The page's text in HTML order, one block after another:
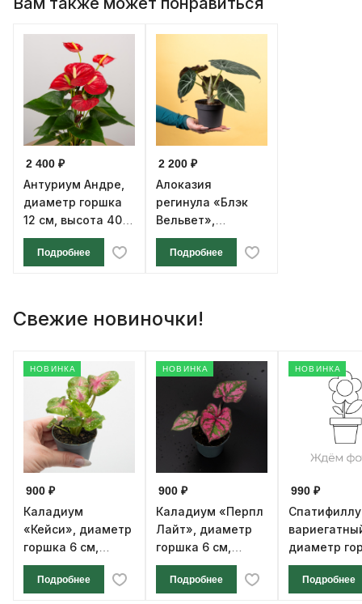
2 400 ₽
Антуриум Андре,
диаметр горшка
12 см, высота 40
см
Подробнее
2 200 ₽
Алоказия
регинула «Блэк
Вельвет»,
диаметр горшка
12 см, высота 30
Подробнее
Свежие новиночки!
НОВИНКА
900 ₽
Каладиум
«Кейси», диаметр
горшка 6 см,
высота 12 см
Подробнее
НОВИНКА
900 ₽
Каладиум «Перпл
Лайт», диаметр
горшка 6 см,
высота 12 см
Подробнее
НОВИНКА
990 ₽
диаметр
см, высота
Подробнее